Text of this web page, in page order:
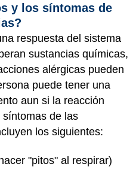
y los síntomas de
respuesta del sistema
sustancias químicas,
alérgicas pueden
puede tener una
aun si la reacción
de las
los siguientes:
"pitos" al respirar)